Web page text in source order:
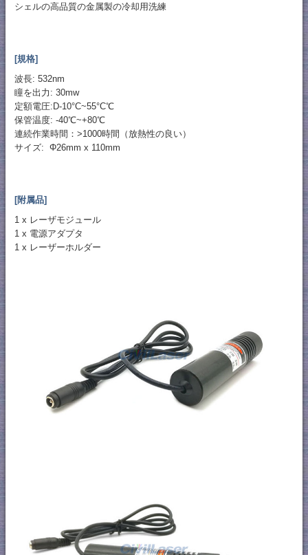
シェルの高品質の金属製の冷却用洗練
[規格]
波長: 532nm
瞳を出力: 30mw
定額電圧:D-10°C~55°C℃
保管温度: -40℃~+80℃
連続作業時間：>1000時間（放熱性の良い）
サイズ: Φ26mm x 110mm
[附属品]
1 x レーザモジュール
1 x 電源アダプタ
1 x レーザーホルダー